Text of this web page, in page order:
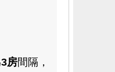
3房間隔 ，